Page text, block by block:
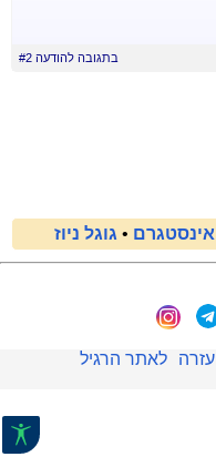
בתגובה להודעה #2
אינסטגרם • גוגל ניוז
עזרה
לאתר הרגיל